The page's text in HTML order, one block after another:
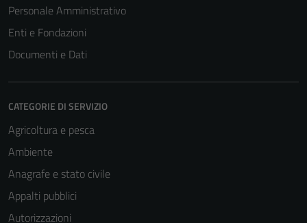
Personale Amministrativo
Enti e Fondazioni
Documenti e Dati
CATEGORIE DI SERVIZIO
Agricoltura e pesca
Ambiente
Anagrafe e stato civile
Appalti pubblici
Autorizzazioni